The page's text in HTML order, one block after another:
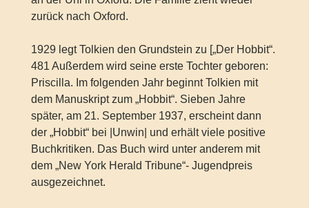
zurück nach Oxford.
1929 legt Tolkien den Grundstein zu [„Der Hobbit“.
481 Außerdem wird seine erste Tochter geboren:
Priscilla. Im folgenden Jahr beginnt Tolkien mit
dem Manuskript zum „Hobbit“. Sieben Jahre
später, am 21. September 1937, erscheint dann
der „Hobbit“ bei |Unwin| und erhält viele positive
Buchkritiken. Das Buch wird unter anderem mit
dem „New York Herald Tribune“- Jugendpreis
ausgezeichnet.